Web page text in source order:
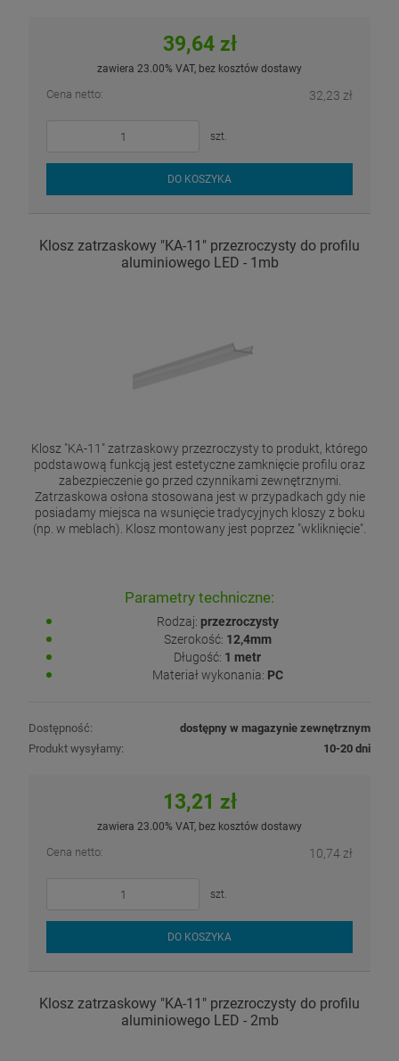
39,64 zł
zawiera 23.00% VAT, bez kosztów dostawy
Cena netto: 32,23 zł
szt.
DO KOSZYKA
Klosz zatrzaskowy "KA-11" przezroczysty do profilu
aluminiowego LED - 1mb
Klosz "KA-11" zatrzaskowy przezroczysty to produkt, którego
podstawową funkcją jest estetyczne zamknięcie profilu oraz
zabezpieczenie go przed czynnikami zewnętrznymi.
Zatrzaskowa osłona stosowana jest w przypadkach gdy nie
posiadamy miejsca na wsunięcie tradycyjnych kloszy z boku
(np. w meblach). Klosz montowany jest poprzez "wkliknięcie".
Parametry techniczne:
Rodzaj: przezroczysty
Szerokość: 12,4mm
Długość: 1 metr
Materiał wykonania: PC
Dostępność:
dostępny w magazynie zewnętrznym
Produkt wysyłamy:
10-20 dni
13,21 zł
zawiera 23.00% VAT, bez kosztów dostawy
Cena netto: 10,74 zł
szt.
DO KOSZYKA
Klosz zatrzaskowy "KA-11" przezroczysty do profilu
aluminiowego LED - 2mb